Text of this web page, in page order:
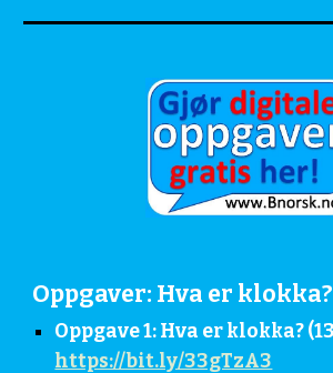
Oppgaver: Hva er klokka?
https://bit.ly/33gTzA3